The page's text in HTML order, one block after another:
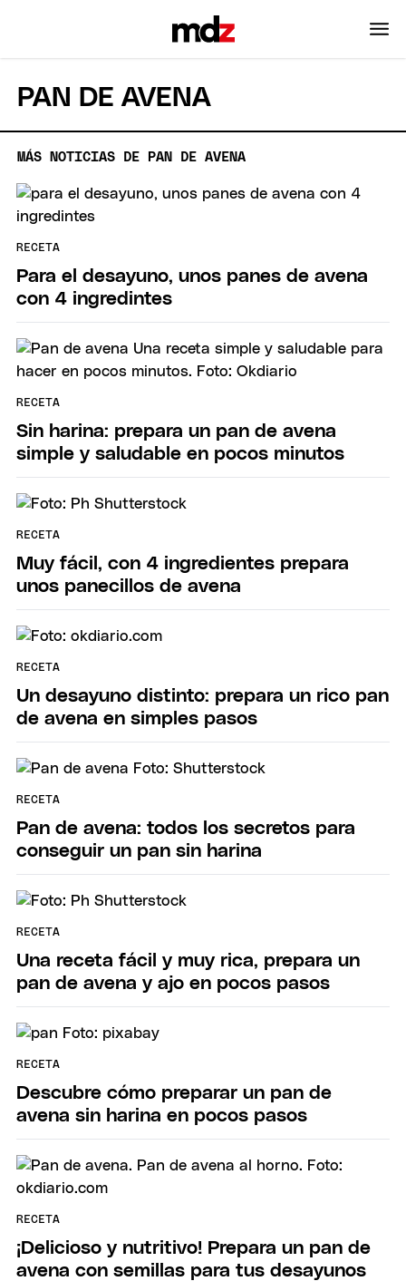
PAN DE AVENA
MÁS NOTICIAS DE PAN DE AVENA
RECETA
Para el desayuno, unos panes de avena
con 4 ingredintes
RECETA
Sin harina: prepara un pan de avena
simple y saludable en pocos minutos
RECETA
Muy fácil, con 4 ingredientes prepara
unos panecillos de avena
RECETA
Un desayuno distinto: prepara un rico pan
de avena en simples pasos
RECETA
Pan de avena: todos los secretos para
conseguir un pan sin harina
RECETA
Una receta fácil y muy rica, prepara un
pan de avena y ajo en pocos pasos
RECETA
Descubre cómo preparar un pan de
avena sin harina en pocos pasos
RECETA
¡Delicioso y nutritivo! Prepara un pan de
avena con semillas para tus desayunos